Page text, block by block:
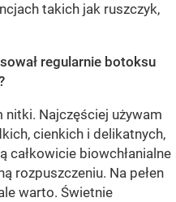
takich jak ruszczyk,
regularnie botoksu
nitki. Najczęściej używam
cienkich i delikatnych,
całkowicie biowchłanialne
rozpuszczeniu. Na pełen
warto. Świetnie